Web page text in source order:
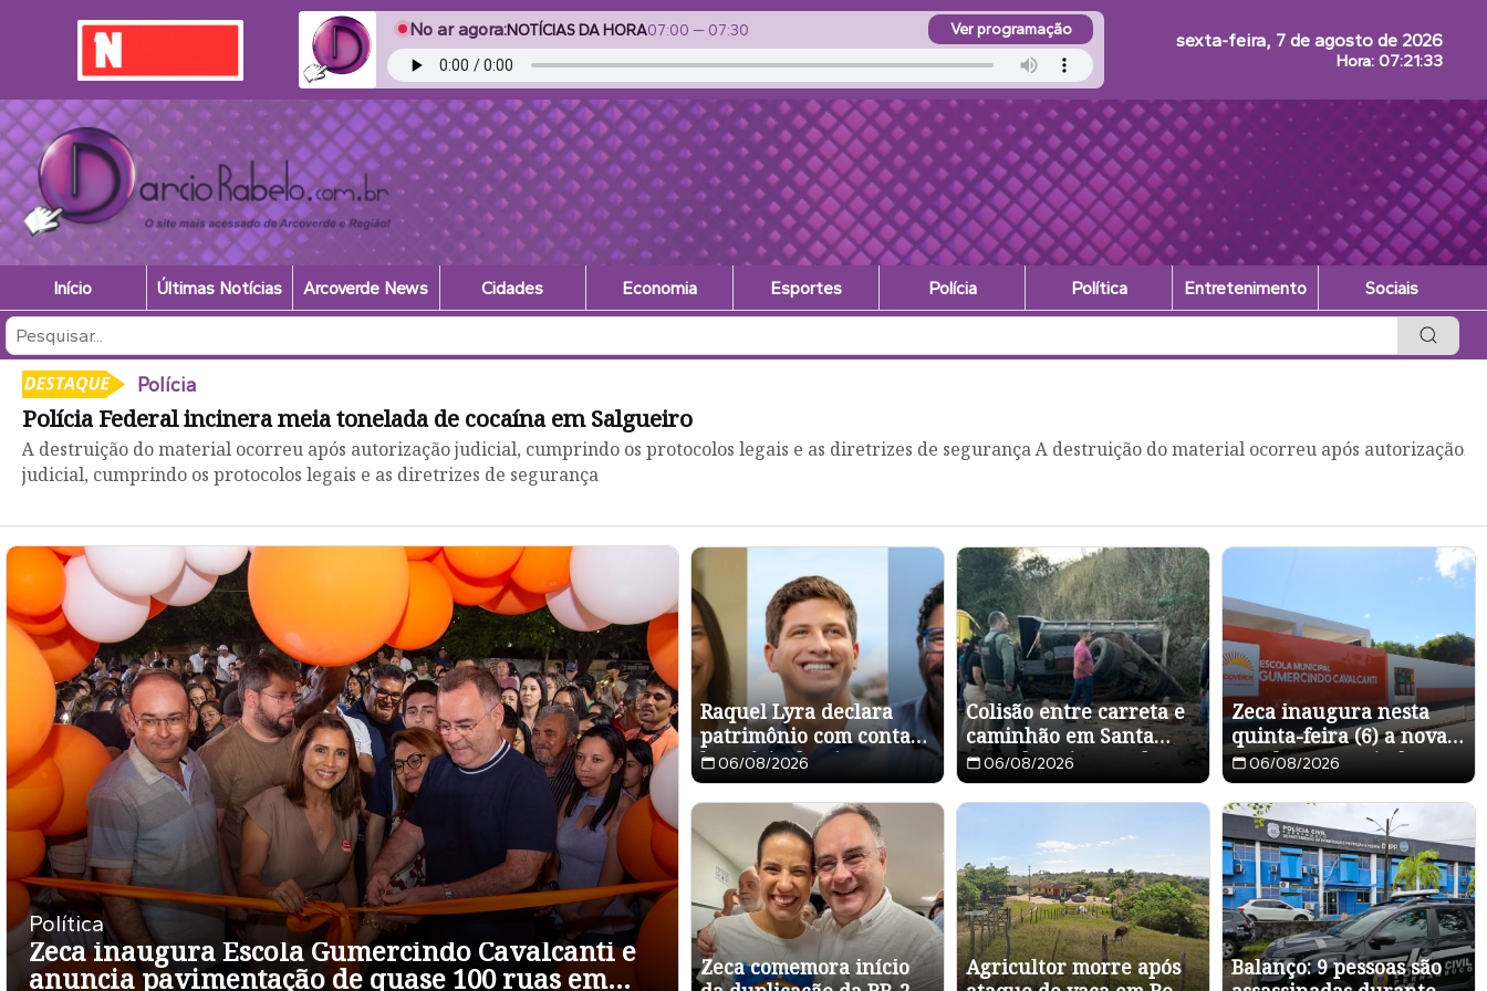
No ar agora:NOTÍCIAS DA HORA07:00 — 07:30 Ver programação sexta-feira, 7 de agosto de 2026
Hora: 07:21:35
Início Últimas Notícias Arcoverde News Cidades Economia Esportes Polícia Política Entretenimento Sociais
Política
Marcelo Gouveia confirma apoio do Podemos à candidatura de Eduardo da Fonte ao Senado
Apoio do Podemos fortalece a articulação de Eduardo da Fonte em todas as regiões do Estado Apoio do Podemos fortalece a articulação de Eduardo da Fonte em todas as
regiões do Estado
Política
Zeca inaugura Escola Gumercindo Cavalcanti e
Raquel Lyra declara
patrimônio com conta
bancária de R$ 1 e
apartamento em
Jaboatão e João Campos
acumula mais de R$ 2
milhões em patrimônio.
06/08/2026
Colisão entre carreta e
caminhão em Santa
Cruz da Baixa Verde
deixa dois mortos
06/08/2026
Zeca inaugura nesta
quinta-feira (6) a nova
Escola Gumercindo
Cavalcanti e autoriza
obras de calçamento em
Arcoverde
06/08/2026
Zeca comemora início Agricultor morre após Balanço: 9 pessoas são